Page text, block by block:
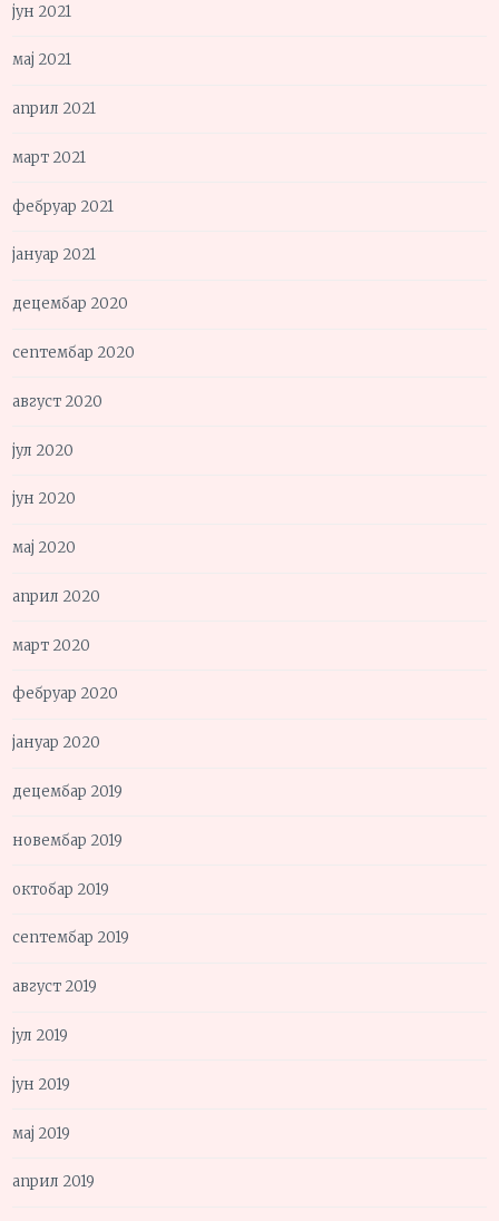
јун 2021
мај 2021
април 2021
март 2021
фебруар 2021
јануар 2021
децембар 2020
септембар 2020
август 2020
јул 2020
јун 2020
мај 2020
април 2020
март 2020
фебруар 2020
јануар 2020
децембар 2019
новембар 2019
октобар 2019
септембар 2019
август 2019
јул 2019
јун 2019
мај 2019
април 2019